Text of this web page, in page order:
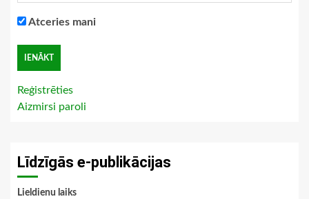
Atceries mani
Reģistrēties
Aizmirsi paroli
Līdzīgās e-publikācijas
Lieldienu laiks